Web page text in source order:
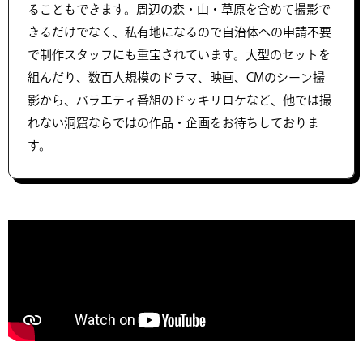
ることもできます。周辺の森・山・草原を含めて撮影で
きるだけでなく、私有地になるので自治体への申請不要
で制作スタッフにも重宝されています。大型のセットを
組んだり、数百人規模のドラマ、映画、CMのシーン撮
影から、バラエティ番組のドッキリロケなど、他では撮
れない洞窟ならではの作品・企画をお待ちしておりま
す。